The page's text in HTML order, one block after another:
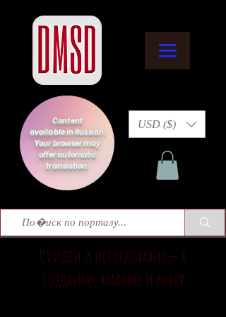
Content
available in Russian.
Your browser may
offer automatic
translation.
USD ($)
От идеи и исследования — к
созданию, упаковке и рынку